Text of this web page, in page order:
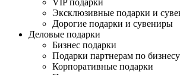
VIP подарки
Эксклюзивные подарки и
Дорогие подарки и сувениры
Деловые подарки
Бизнес подарки
Подарки партнерам по бизнесу
Корпоративные подарки